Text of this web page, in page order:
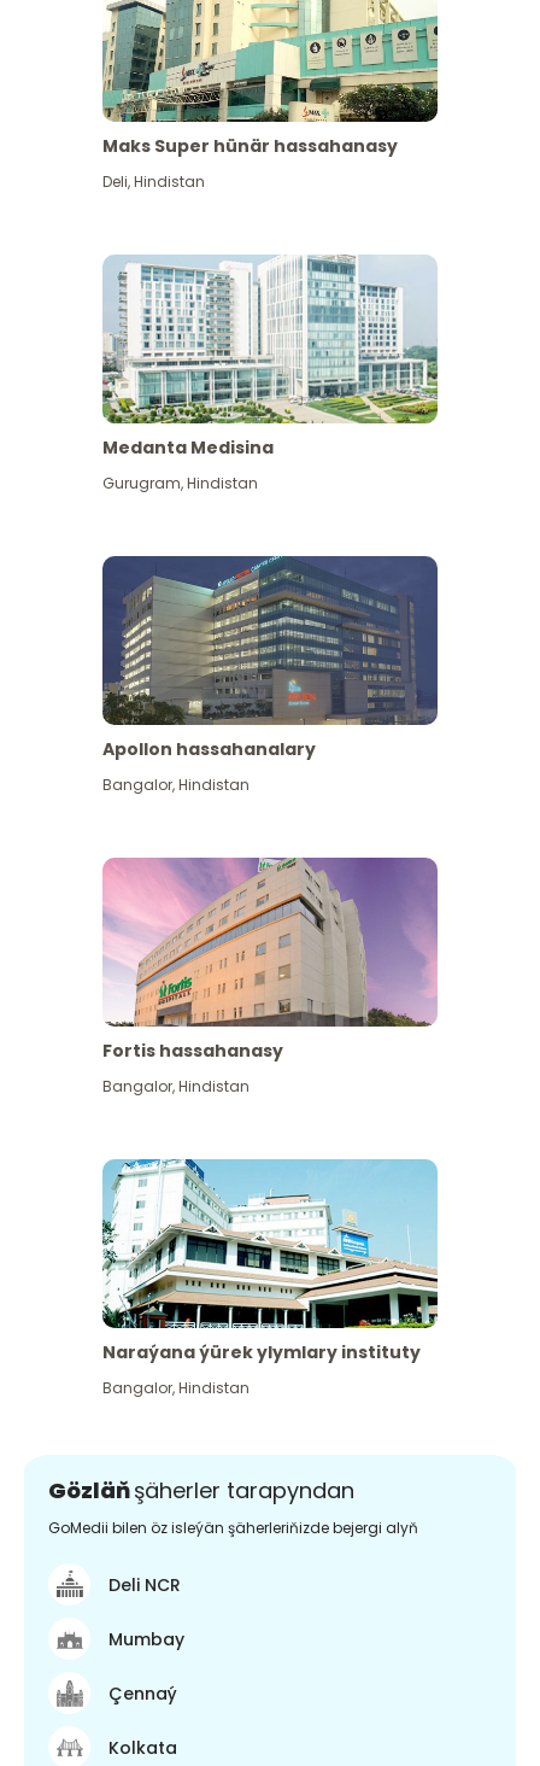
Has giňişleýin gör
Maks Super hünär hassahanasy
Deli,Hindistan
Medanta Medisina
Gurugram,Hindistan
Apollon hassahanalary
Bangalor,Hindistan
Fortis hassahanasy
Bangalor,Hindistan
Naraýana ýürek ylymlary instituty
Bangalor,Hindistan
Gözläňşäherler tarapyndan
GoMedii bilen öz isleýän şäherleriňizde bejergi alyň
Deli NCR
Mumbay
Çennaý
Kolkata